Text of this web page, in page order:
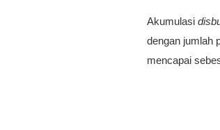
Akumulasi
dengan jumlah
mencapai